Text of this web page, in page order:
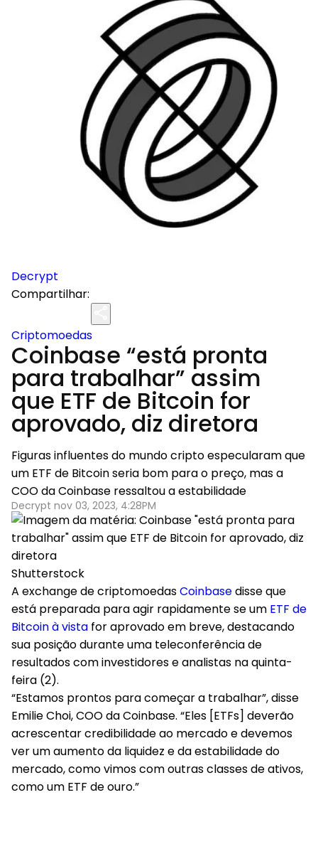
Decrypt
Compartilhar:
Criptomoedas
Coinbase “está pronta
para trabalhar” assim
que ETF de Bitcoin for
aprovado, diz diretora
Figuras influentes do mundo cripto especularam que
um ETF de Bitcoin seria bom para o preço, mas a
COO da Coinbase ressaltou a estabilidade
Decrypt nov 03, 2023, 4:28PM
Shutterstock
A exchange de criptomoedasCoinbasedisse que
está preparada para agir rapidamente se um ETF de
Bitcoin à vista for aprovado em breve, destacando
sua posição durante uma teleconferência de
resultados com investidores e analistas na quinta-
feira (2).
“Estamos prontos para começar a trabalhar”, disse
Emilie Choi, COO da Coinbase. “Eles [ETFs] deverão
acrescentar credibilidade ao mercado e devemos
ver um aumento da liquidez e da estabilidade do
mercado, como vimos com outras classes de ativos,
como um ETF de ouro.”